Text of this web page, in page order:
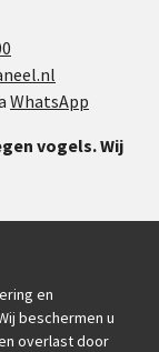
WhatsApp
vogels. Wij
en
beschermen u
overlast door